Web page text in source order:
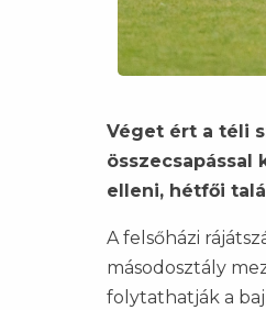
Véget ért a téli
összecsapással
elleni, hétfői
A felsőházi
másodosztály
folytathatják a